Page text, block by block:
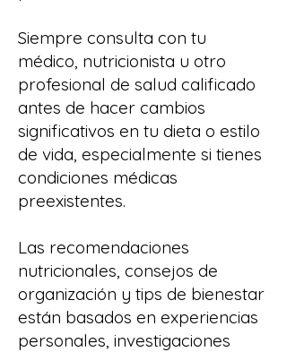
Siempre consulta con tu
médico, nutricionista u otro
profesional de salud calificado
antes de hacer cambios
significativos en tu dieta o estilo
de vida, especialmente si tienes
condiciones médicas
preexistentes.
Las recomendaciones
nutricionales, consejos de
organización y tips de bienestar
están basados en experiencias
personales, investigaciones